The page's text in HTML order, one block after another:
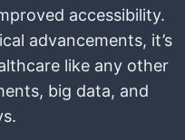
accessibility.
advancements, it’s
like any other
big data, and